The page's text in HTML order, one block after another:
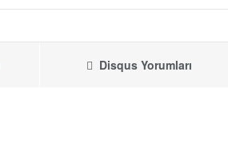
Disqus Yorumları